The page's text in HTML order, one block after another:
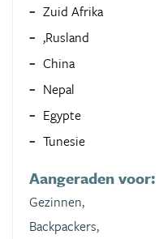
Zuid Afrika
,Rusland
China
Nepal
Egypte
Tunesie
Aangeraden voor:
Gezinnen,
Backpackers,